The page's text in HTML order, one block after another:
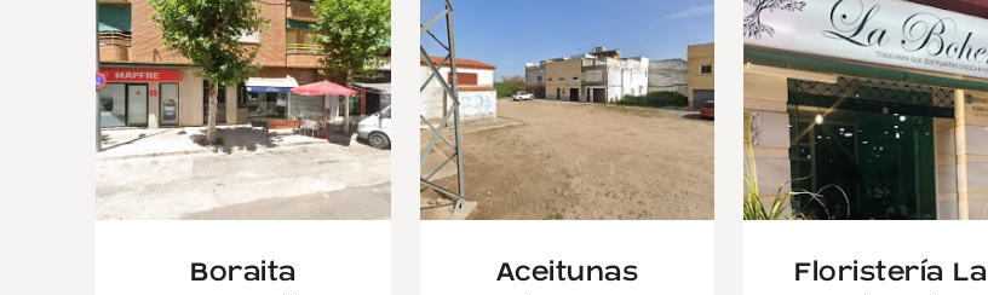
Boraita
Aceitunas
Floristería La